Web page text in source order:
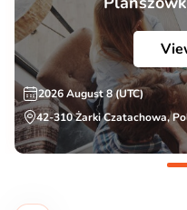
2026 August 8 (UTC)
42-310 Żarki Czatachowa,